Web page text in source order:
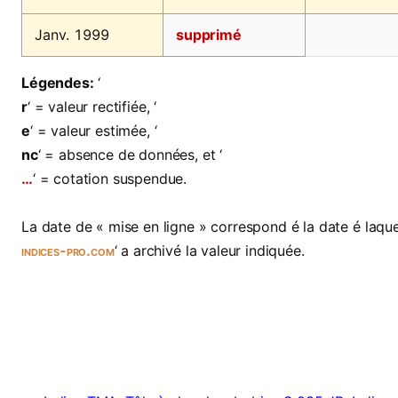
Janv. 1999 supprimé
Légendes: ‘
r‘ = valeur rectifiée, ‘
e‘ = valeur estimée, ‘
nc‘ = absence de données, et ‘
…‘ = cotation suspendue.
La date de « mise en ligne » correspond é la date é
indices-pro.com‘ a archivé la valeur indiquée.